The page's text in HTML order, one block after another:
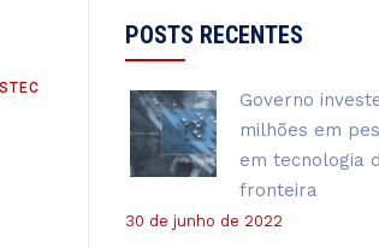
POSTS RECENTES
Governo
milhões em
em tecnologia
fronteira
30 de junho de 2022